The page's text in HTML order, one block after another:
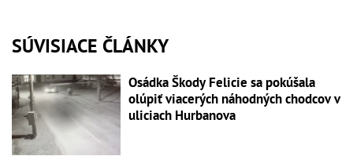
SÚVISIACE ČLÁNKY
Osádka Škody Felicie sa pokúšala
olúpiť viacerých náhodných chodcov v
uliciach Hurbanova